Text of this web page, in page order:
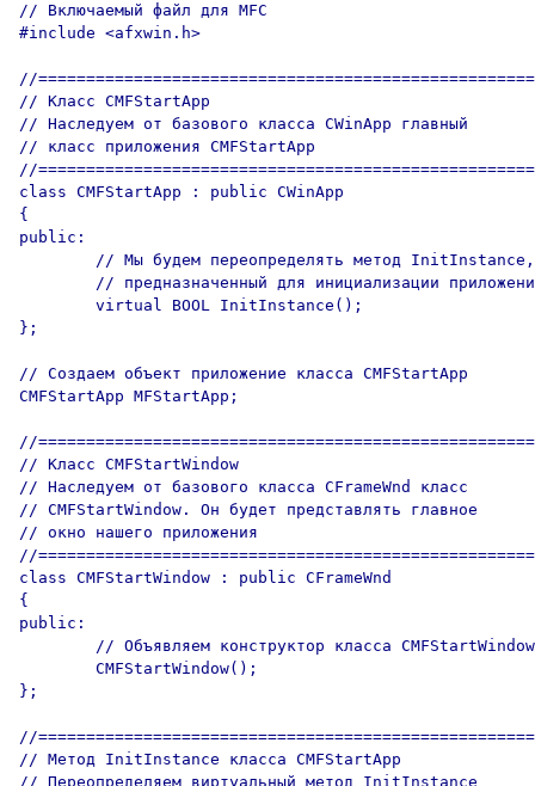
// Включаемый файл для MFC
#include <afxwin.h>
//
// Класс CMFStartApp
// Наследуем от базового класса CWinApp главный
// класс приложения CMFStartApp
//
class CMFStartApp : public CWinApp
{
public:
};
// Создаем объект приложение класса CMFStartApp
CMFStartApp MFStartApp;
//
// Класс CMFStartWindow
// Наследуем от базового класса CFrameWnd класс
// CMFStartWindow. Он будет представлять главное
// окно нашего приложения
//
class CMFStartWindow : public CFrameWnd
{
public:
};
//
// Метод InitInstance класса CMFStartApp
// Переопределяем виртуальный метод InitInstance